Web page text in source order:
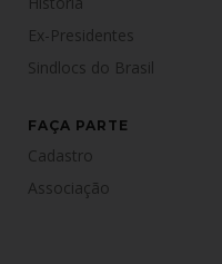
Ex-Presidentes
Sindlocs do Brasil
FAÇA PARTE
Cadastro
Associação